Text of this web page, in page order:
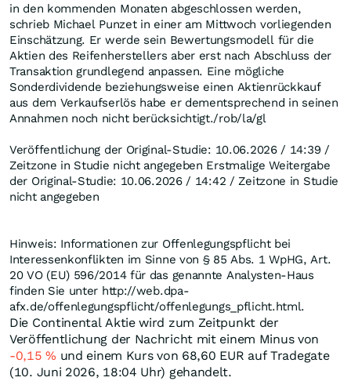
in den kommenden Monaten abgeschlossen werden,
schrieb Michael Punzet in einer am Mittwoch vorliegenden
Einschätzung. Er werde sein Bewertungsmodell für die
Aktien des Reifenherstellers aber erst nach Abschluss der
Transaktion grundlegend anpassen. Eine mögliche
Sonderdividende beziehungsweise einen Aktienrückkauf
aus dem Verkaufserlös habe er dementsprechend in seinen
Annahmen noch nicht berücksichtigt./rob/la/gl
Veröffentlichung der Original-Studie: 10.06.2026 / 14:39 /
Zeitzone in Studie nicht angegeben Erstmalige Weitergabe
der Original-Studie: 10.06.2026 / 14:42 / Zeitzone in Studie
nicht angegeben
Hinweis: Informationen zur Offenlegungspflicht bei
Interessenkonflikten im Sinne von § 85 Abs. 1 WpHG, Art.
20 VO (EU) 596/2014 für das genannte Analysten-Haus
finden Sie unter http://web.dpa-
afx.de/offenlegungspflicht/offenlegungs_pflicht.html.
Die Continental Aktie wird zum Zeitpunkt der
Veröffentlichung der Nachricht mit einem Minus von
-0,15% und einem Kurs von 68,60 EUR auf Tradegate
(10. Juni 2026, 18:04 Uhr) gehandelt.